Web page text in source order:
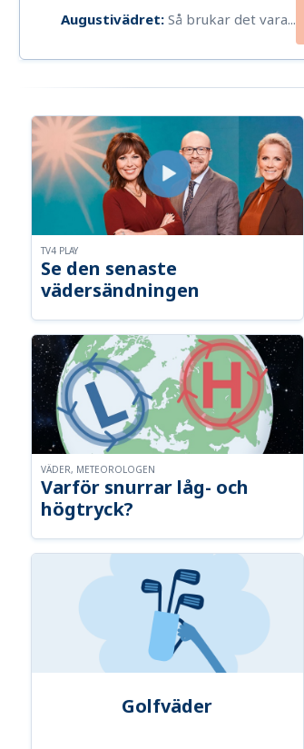
Augustivädret: Så brukar det vara...
Se den senaste
vädersändningen
TV4 PLAY
Varför snurrar låg- och
högtryck?
VÄDER, METEOROLOGEN
Golfväder